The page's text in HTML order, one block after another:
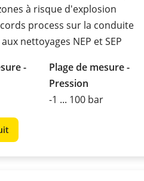
à risque d'explosion
process sur la conduite
nettoyages NEP et SEP
-
Plage de mesure -
Pression
-1 ... 100 bar